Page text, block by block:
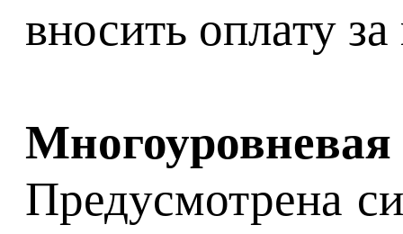
вносить оплату
Многоуровневая
Предусмотрена